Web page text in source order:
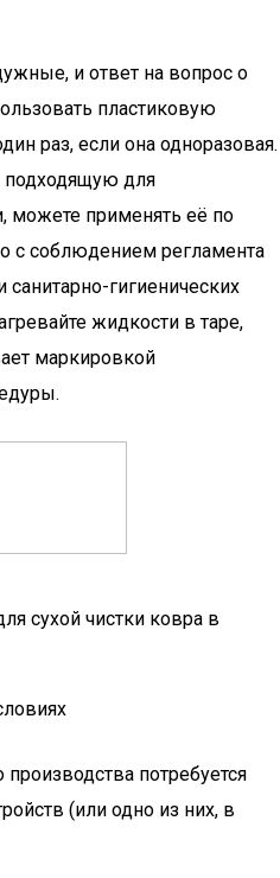
и ответ на вопрос о
пластиковую
раз, если она одноразовая.
подходящую для
можете применять её по
с соблюдением регламента
санитарно-гигиенических
жидкости в таре,
маркировкой
сухой чистки ковра в
потребуется
(или одно из них, в